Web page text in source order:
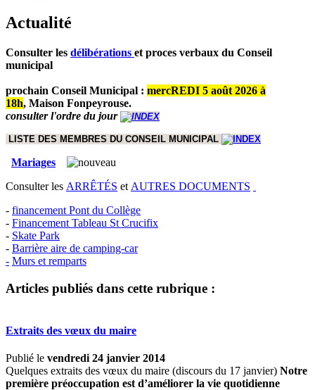
Actualité
Consulter les délibérations et proces verbaux du Conseil
municipal
prochain Conseil Municipal : mercREDI 5 août 2026 à
18h, Maison Fonpeyrouse.
consulter l'ordre du jour
LISTE DES MEMBRES DU CONSEIL MUNICIPAL
Mariages
Consulter les ARRÊTÉS et AUTRES DOCUMENTS
- financement Pont du Collège
- Financement Tableau St Crucifix
- Skate Park
- Barrière aire de camping-car
- Murs et remparts
Articles publiés dans cette rubrique :
Extraits des vœux du maire
Publié le vendredi 24 janvier 2014
Quelques extraits des vœux du maire (discours du 17 janvier) Notre
première préoccupation est d’améliorer la vie quotidienne